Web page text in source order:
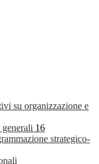
su organizzazione e
16
strategico-